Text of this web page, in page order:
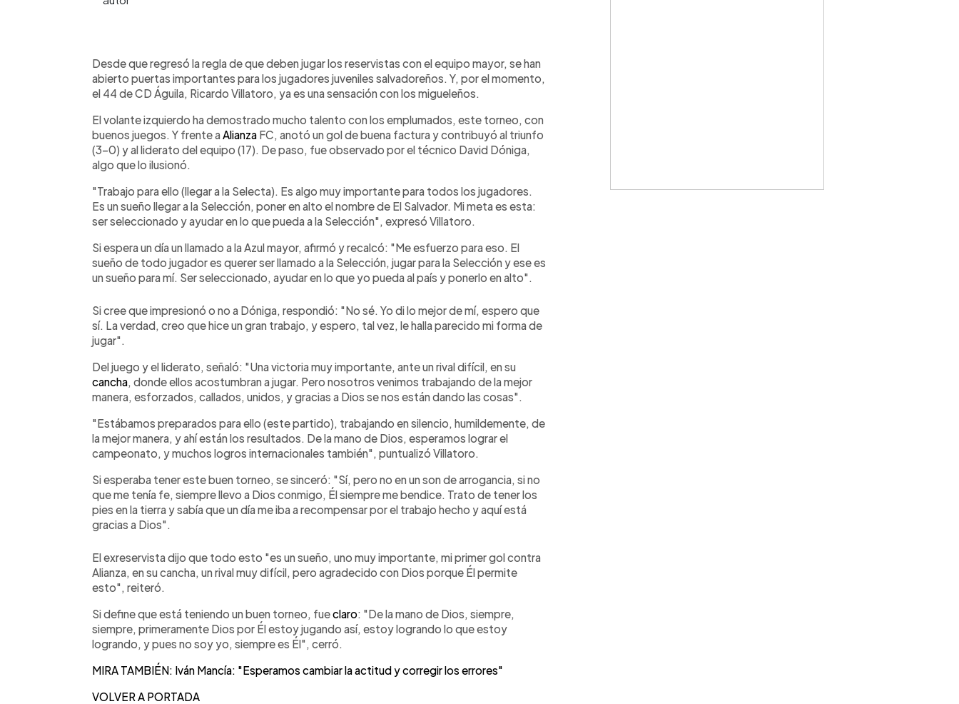
Escuchar artículo
Desde que regresó la regla de que deben jugar los reservistas con el equipo mayor, se han
abierto puertas importantes para los jugadores juveniles salvadoreños. Y, por el momento,
el 44 de CD Águila, Ricardo Villatoro, ya es una sensación con los migueleños.
El volante izquierdo ha demostrado mucho talento con los emplumados, este torneo, con
buenos juegos. Y frente a Alianza FC, anotó un gol de buena factura y contribuyó al triunfo
(3-0) y al liderato del equipo (17). De paso, fue observado por el técnico David Dóniga,
algo que lo ilusionó.
"Trabajo para ello (llegar a la Selecta). Es algo muy importante para todos los jugadores.
Es un sueño llegar a la Selección, poner en alto el nombre de El Salvador. Mi meta es esta:
ser seleccionado y ayudar en lo que pueda a la Selección", expresó Villatoro.
Si espera un día un llamado a la Azul mayor, afirmó y recalcó: "Me esfuerzo para eso. El
sueño de todo jugador es querer ser llamado a la Selección, jugar para la Selección y ese es
un sueño para mí. Ser seleccionado, ayudar en lo que yo pueda al país y ponerlo en alto".
Si cree que impresionó o no a Dóniga, respondió: "No sé. Yo di lo mejor de mí, espero que
sí. La verdad, creo que hice un gran trabajo, y espero, tal vez, le halla parecido mi forma de
jugar".
Del juego y el liderato, señaló: "Una victoria muy importante, ante un rival difícil, en su
cancha , donde ellos acostumbran a jugar. Pero nosotros venimos trabajando de la mejor
manera, esforzados, callados, unidos, y gracias a Dios se nos están dando las cosas".
"Estábamos preparados para ello (este partido), trabajando en silencio, humildemente, de
la mejor manera, y ahí están los resultados. De la mano de Dios, esperamos lograr el
campeonato, y muchos logros internacionales también", puntualizó Villatoro.
Si esperaba tener este buen torneo, se sinceró: "Sí, pero no en un son de arrogancia, si no
que me tenía fe, siempre llevo a Dios conmigo, Él siempre me bendice. Trato de tener los
pies en la tierra y sabía que un día me iba a recompensar por el trabajo hecho y aquí está
gracias a Dios".
El exreservista dijo que todo esto "es un sueño, uno muy importante, mi primer gol contra
Alianza, en su cancha, un rival muy difícil, pero agradecido con Dios porque Él permite
esto", reiteró.
Si define que está teniendo un buen torneo, fueclaro: "De la mano de Dios, siempre,
siempre, primeramente Dios por Él estoy jugando así, estoy logrando lo que estoy
logrando, y pues no soy yo, siempre es Él", cerró.
MIRA TAMBIÉN: Iván Mancía: "Esperamos cambiar la actitud y corregir los errores"
VOLVER A PORTADA